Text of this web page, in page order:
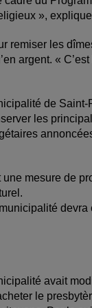
», explique
remiser les
argent. «
de
les
mesure de
avait
le